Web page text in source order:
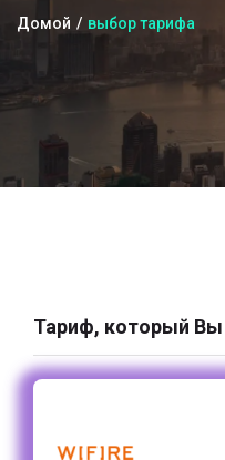
Домой выбор тарифа
Тариф, который Вы